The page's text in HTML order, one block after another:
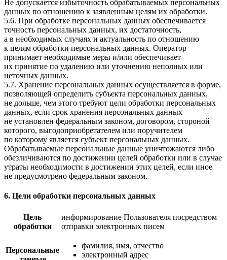
Не допускается избыточность обрабатываемых персональных
данных по отношению к заявленным целям их обработки.
5.6. При обработке персональных данных обеспечивается
точность персональных данных, их достаточность,
а в необходимых случаях и актуальность по отношению
к целям обработки персональных данных. Оператор
принимает необходимые меры и/или обеспечивает
их принятие по удалению или уточнению неполных или
неточных данных.
5.7. Хранение персональных данных осуществляется в форме,
позволяющей определить субъекта персональных данных,
не дольше, чем этого требуют цели обработки персональных
данных, если срок хранения персональных данных
не установлен федеральным законом, договором, стороной
которого, выгодоприобретателем или поручителем
по которому является субъект персональных данных.
Обрабатываемые персональные данные уничтожаются либо
обезличиваются по достижении целей обработки или в случае
утраты необходимости в достижении этих целей, если иное
не предусмотрено федеральным законом.
6. Цели обработки персональных данных
Цель
обработки
информирование Пользователя посредством
отправки электронных писем
Персональные
фамилия, имя, отчество
электронный адрес